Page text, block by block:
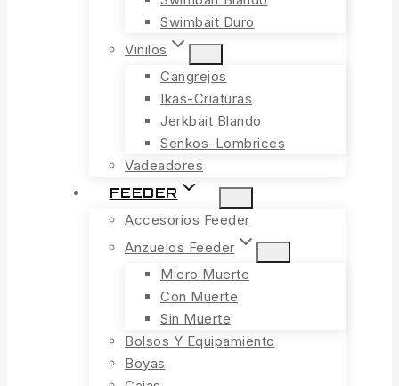
Swimbait Duro
Vinilos
Cangrejos
Ikas-Criaturas
Jerkbait Blando
Senkos-Lombrices
Vadeadores
FEEDER
Accesorios Feeder
Anzuelos Feeder
Micro Muerte
Con Muerte
Sin Muerte
Bolsos Y Equipamiento
Boyas